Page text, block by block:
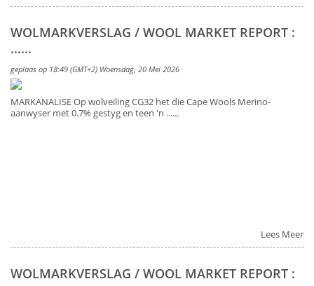
WOLMARKVERSLAG / WOOL MARKET REPORT :
......
geplaas op 18:49 (GMT+2) Woensdag, 20 Mei 2026
MARKANALISE Op wolveiling CG32 het die Cape Wools Merino-
aanwyser met 0.7% gestyg en teen 'n ......
Lees Meer
WOLMARKVERSLAG / WOOL MARKET REPORT :